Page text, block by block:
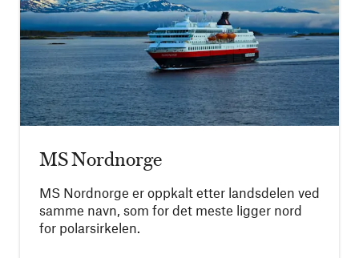
MS Nordnorge
MS Nordnorge er oppkalt etter landsdelen ved
samme navn, som for det meste ligger nord
for polarsirkelen.